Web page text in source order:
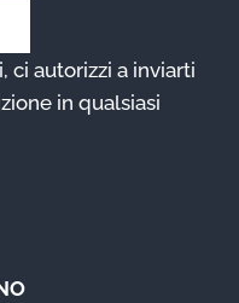
ci autorizzi a inviarti
in qualsiasi